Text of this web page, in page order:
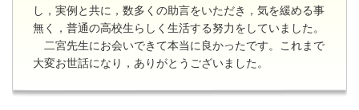
し，実例と共に，数多くの助言をいただき，気を緩める事
無く，普通の高校生らしく生活する努力をしていました。
二宮先生にお会いできて本当に良かったです。これまで
大変お世話になり，ありがとうございました。